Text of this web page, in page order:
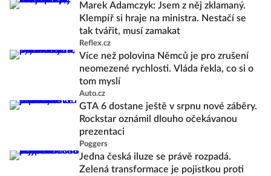
Marek Adamczyk: Jsem z něj zklamaný.
Klempíř si hraje na ministra. Nestačí se
tak tvářit, musí zamakat
Reflex.cz
Více než polovina Němců je pro zrušení
neomezené rychlosti. Vláda řekla, co si o
tom myslí
Auto.cz
GTA 6 dostane ještě v srpnu nové záběry.
Rockstar oznámil dlouho očekávanou
prezentaci
Poggers
Jedna česká iluze se právě rozpadá.
Zelená transformace je pojistkou proti